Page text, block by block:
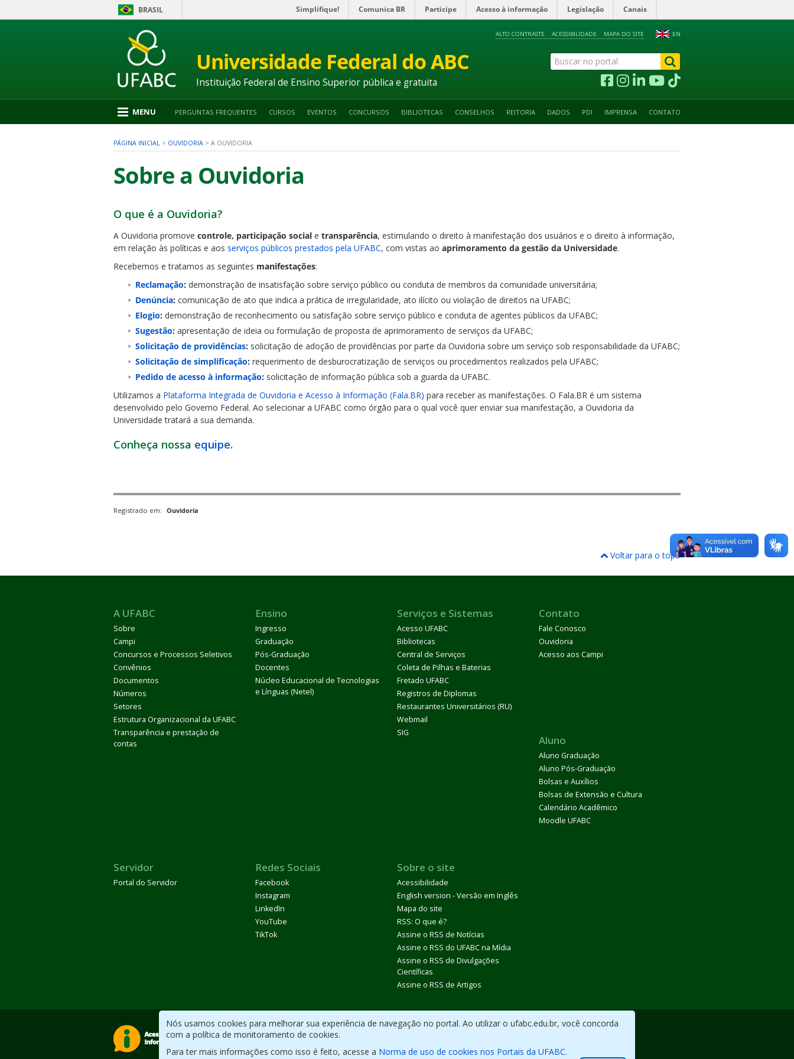
BRASIL Simplifique! Comunica BR Participe Acesso à informação Legislação Canais
para
2
Ir
4
EN
ALTO CONTRASTE ACESSIBILIDADE MAPA DO SITE
Universidade Federal do ABC
Instituição Federal de Ensino Superior pública e gratuita
Nós usamos cookies para melhorar sua experiência de navegação no portal. Ao utilizar o ufabc.edu.br, você concorda
com a política de monitoramento de cookies.
Para ter mais informações como isso é feito, acesse a Norma de uso de cookies nos Portais da UFABC.
MENU PERGUNTAS FREQUENTES CURSOS EVENTOS CONCURSOS BIBLIOTECAS CONSELHOS REITORIA DADOS PDI IMPRENSA CONTATO
PÁGINA INICIAL > OUVIDORIA > A OUVIDORIA
Sobre a Ouvidoria
O que é a Ouvidoria?
A Ouvidoria promove controle, participação social e transparência, estimulando o direito à manifestação dos usuários e o direito à informação,
em relação às políticas e aos serviços públicos prestados pela UFABC, com vistas ao aprimoramento da gestão da Universidade.
Recebemos e tratamos as seguintes manifestações:
Reclamação: demonstração de insatisfação sobre serviço público ou conduta de membros da comunidade universitária;
Denúncia: comunicação de ato que indica a prática de irregularidade, ato ilícito ou violação de direitos na UFABC;
Elogio: demonstração de reconhecimento ou satisfação sobre serviço público e conduta de agentes públicos da UFABC;
Sugestão: apresentação de ideia ou formulação de proposta de aprimoramento de serviços da UFABC;
Solicitação de providências: solicitação de adoção de providências por parte da Ouvidoria sobre um serviço sob responsabilidade da UFABC;
Solicitação de simplificação: requerimento de desburocratização de serviços ou procedimentos realizados pela UFABC;
Pedido de acesso à informação: solicitação de informação pública sob a guarda da UFABC.
Utilizamos a Plataforma Integrada de Ouvidoria e Acesso à Informação (Fala.BR) para receber as manifestações. O Fala.BR é um sistema
desenvolvido pelo Governo Federal. Ao selecionar a UFABC como órgão para o qual você quer enviar sua manifestação, a Ouvidoria da
Universidade tratará a sua demanda.
Conheça nossa equipe.
Registrado em: Ouvidoria
Voltar para o topo
A UFABC
Sobre
Campi
Concursos e Processos Seletivos
Convênios
Documentos
Números
Setores
Estrutura Organizacional da UFABC
Transparência e prestação de
contas
Ensino
Ingresso
Graduação
Pós-Graduação
Docentes
Núcleo Educacional de Tecnologias
e Línguas (Netel)
Serviços e Sistemas
Acesso UFABC
Bibliotecas
Central de Serviços
Coleta de Pilhas e Baterias
Fretado UFABC
Registros de Diplomas
Restaurantes Universitários (RU)
Webmail
SIG
Contato
Fale Conosco
Ouvidoria
Acesso aos Campi
Aluno
Aluno Graduação
Aluno Pós-Graduação
Bolsas e Auxílios
Bolsas de Extensão e Cultura
Calendário Acadêmico
Moodle UFABC
Servidor
Portal do Servidor
Redes Sociais
Facebook
Instagram
LinkedIn
YouTube
TikTok
Sobre o site
Acessibilidade
English version - Versão em Inglês
Mapa do site
RSS: O que é?
Assine o RSS de Notícias
Assine o RSS do UFABC na Mídia
Assine o RSS de Divulgações
Científicas
Assine o RSS de Artigos